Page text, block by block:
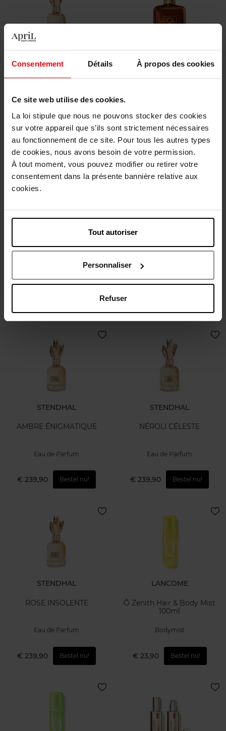
Consentement Détails À propos des cookies
Ce site web utilise des cookies.
La loi stipule que nous ne pouvons stocker des cookies
sur votre appareil que s’ils sont strictement nécessaires
au fonctionnement de ce site. Pour tous les autres types
de cookies, nous avons besoin de votre permission.
À tout moment, vous pouvez modifier ou retirer votre
consentement dans la présente bannière relative aux
cookies.
Tout autoriser
Personnaliser
Refuser
Eau de Parfum
€ 239,90 Bestel nu! € 117,90 Bestel nu!
Teint Idole Ultra Wear Shape
Highlighter
UV Expert Supra Screen
Zonnebescherming
STENDHAL
AMBRE ÉNIGMATIQUE
Eau de Parfum
€ 239,90 Bestel nu!
STENDHAL
NÉROLI CÉLESTE
Eau de Parfum
€ 239,90 Bestel nu!
STENDHAL
ROSE INSOLENTE
Eau de Parfum
€ 239,90 Bestel nu!
LANCOME
Ô Zenith Hair & Body Mist
100ml
Bodymist
€ 23,90 Bestel nu!